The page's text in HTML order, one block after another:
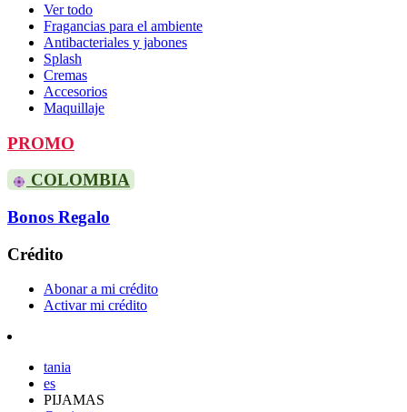
Ver todo
Fragancias para el ambiente
Antibacteriales y jabones
Splash
Cremas
Accesorios
Maquillaje
PROMO
COLOMBIA
Bonos Regalo
Crédito
Abonar a mi crédito
Activar mi crédito
tania
es
PIJAMAS